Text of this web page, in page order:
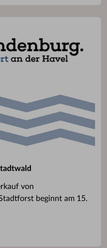
von
beginnt am 15.